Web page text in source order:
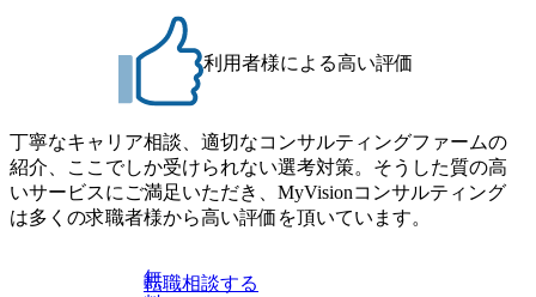
どはなく、個別選考のみの実施を予定しています ※1名あた
りの拘束時間は1時間～最大2時間半程度を想定しています
※1次面接と最終面接の間をなるべく空けないよう調整して
おりますが、調整が叶わないケースもございます オンライ
ン 書類選考通過者
ラインまたはオフラインの実施 ※東京オフィスのみのご応
募となります。他オフィス希望を含めたご応募はお受けい
たしかねますのでご了承ください ● フルタイムでの職務経
歴を2年以上お持ちの方で、東京オフィスのコンサルタント
ポジションに応募意思がある方 ● 英語・日本語ともにビジ
ネスレベルの方 ※日本語が母国語でない方は日本語能力
試験N1またはそれ相当の上級レベルの日本語力(会話・読解
力)
利用者様による高い評価
丁寧なキャリア相談、適切なコンサルティングファームの
紹介、ここでしか受けられない選考対策。そうした質の高
いサービスにご満足いただき、MyVisionコンサルティング
は多くの求職者様から高い評価を頂いています。
無
転職相談する